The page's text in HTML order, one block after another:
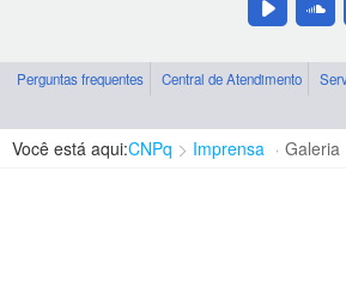
Perguntas frequentes Central de Atendimento
Você está aqui:CNPq Imprensa Galeria